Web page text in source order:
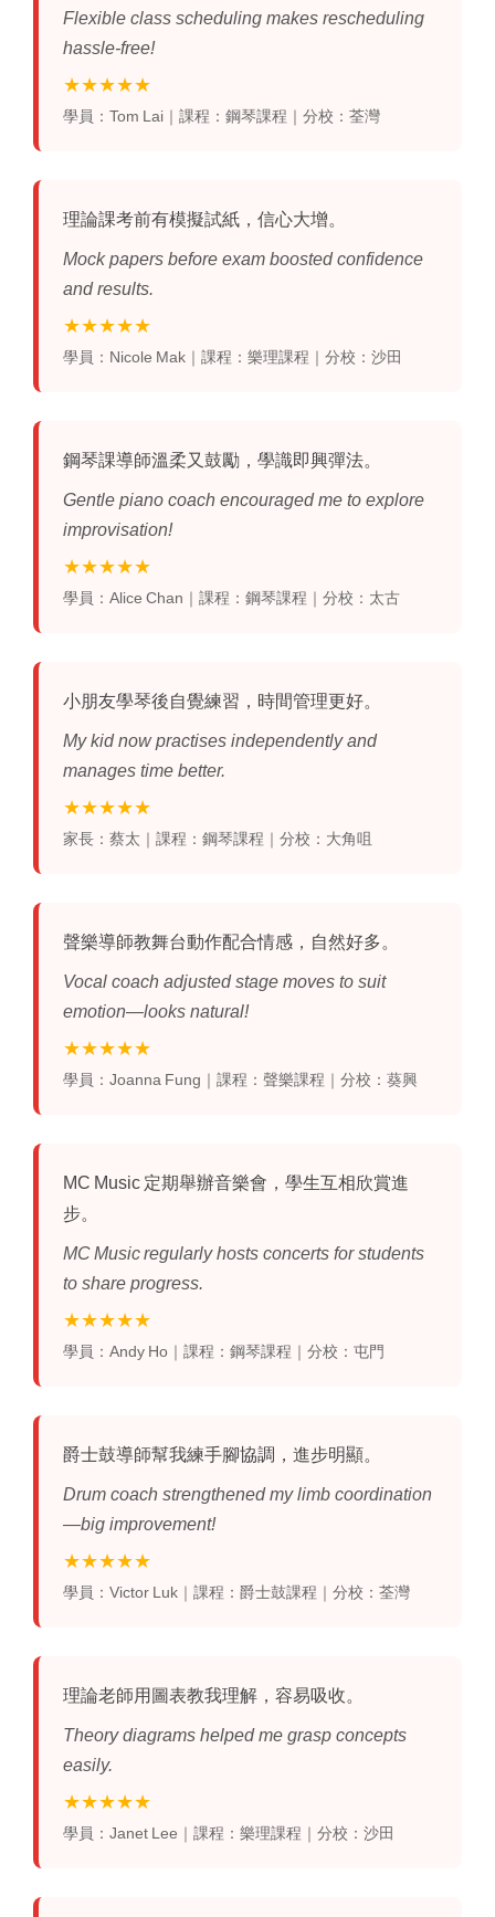
Flexible class scheduling makes rescheduling
hassle‑free!
★★★★★
學員：Tom Lai｜課程：鋼琴課程｜分校：荃灣
理論課考前有模擬試紙，信心大增。
Mock papers before exam boosted confidence
and results.
★★★★★
學員：Nicole Mak｜課程：樂理課程｜分校：沙田
鋼琴課導師溫柔又鼓勵，學識即興彈法。
Gentle piano coach encouraged me to explore
improvisation!
★★★★★
學員：Alice Chan｜課程：鋼琴課程｜分校：太古
小朋友學琴後自覺練習，時間管理更好。
My kid now practises independently and
manages time better.
★★★★★
家長：蔡太｜課程：鋼琴課程｜分校：大角咀
聲樂導師教舞台動作配合情感，自然好多。
Vocal coach adjusted stage moves to suit
emotion—looks natural!
★★★★★
學員：Joanna Fung｜課程：聲樂課程｜分校：葵興
MC Music 定期舉辦音樂會，學生互相欣賞進
步。
MC Music regularly hosts concerts for students
to share progress.
★★★★★
學員：Andy Ho｜課程：鋼琴課程｜分校：屯門
爵士鼓導師幫我練手腳協調，進步明顯。
Drum coach strengthened my limb coordination
—big improvement!
★★★★★
學員：Victor Luk｜課程：爵士鼓課程｜分校：荃灣
理論老師用圖表教我理解，容易吸收。
Theory diagrams helped me grasp concepts
easily.
★★★★★
學員：Janet Lee｜課程：樂理課程｜分校：沙田